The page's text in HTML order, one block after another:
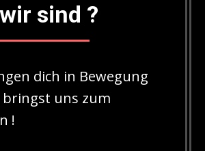
sind ?
dich in Bewegung
uns zum
!